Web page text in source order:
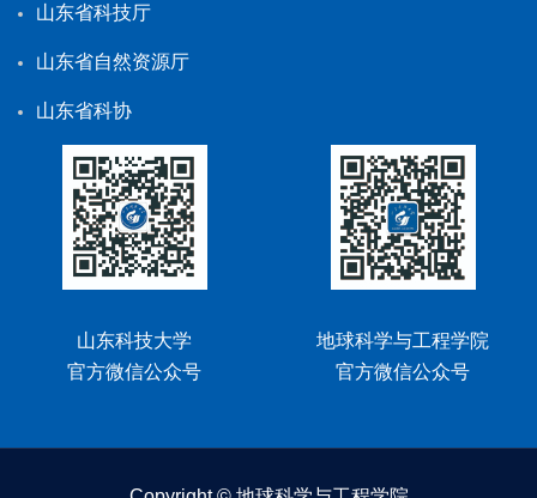
山东省科技厅
山东省自然资源厅
山东省科协
山东科技大学
官方微信公众号
地球科学与工程学院
官方微信公众号